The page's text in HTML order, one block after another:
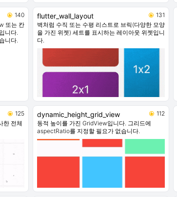
140
또는 칸
니다.
니다.
flutter_wall_layout
131
벽처럼 수직 또는 수평 리스트로 브릭(다양한 모양
을 가진 위젯) 세트를 표시하는 레이아웃 위젯입니
다.
125
한 전체
dynamic_height_grid_view
112
동적 높이를 가진 GridView입니다. 그리드에
aspectRatio를 지정할 필요가 없습니다.